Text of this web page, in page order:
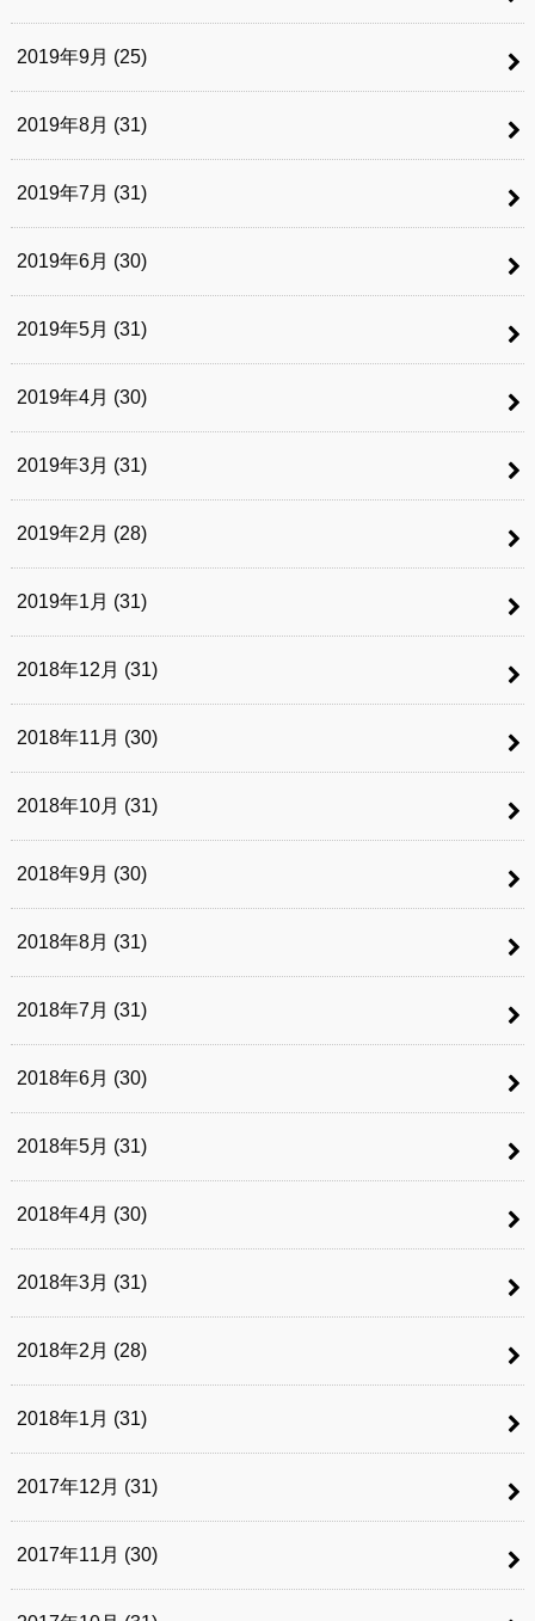
2019年9月 (25)
2019年8月 (31)
2019年7月 (31)
2019年6月 (30)
2019年5月 (31)
2019年4月 (30)
2019年3月 (31)
2019年2月 (28)
2019年1月 (31)
2018年12月 (31)
2018年11月 (30)
2018年10月 (31)
2018年9月 (30)
2018年8月 (31)
2018年7月 (31)
2018年6月 (30)
2018年5月 (31)
2018年4月 (30)
2018年3月 (31)
2018年2月 (28)
2018年1月 (31)
2017年12月 (31)
2017年11月 (30)